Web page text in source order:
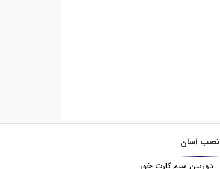
نصب آسان
دوربین سیم کارت خور